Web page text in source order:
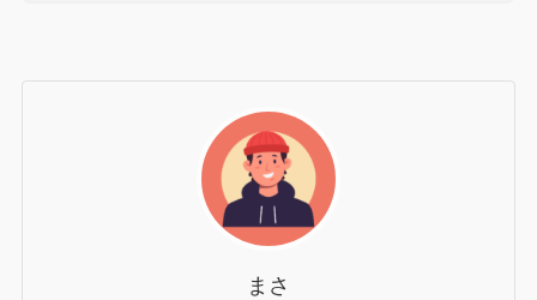
まさ